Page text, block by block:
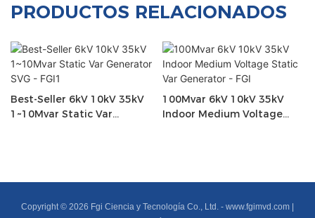
PRODUCTOS RELACIONADOS
Best-Seller 6kV 10kV 35kV
1~10Mvar Static Var
100Mvar 6kV 10kV 35kV
Indoor Medium Voltage
Copyright © 2026 Fgi Ciencia y Tecnología Co., Ltd. - www.fgimvd.com